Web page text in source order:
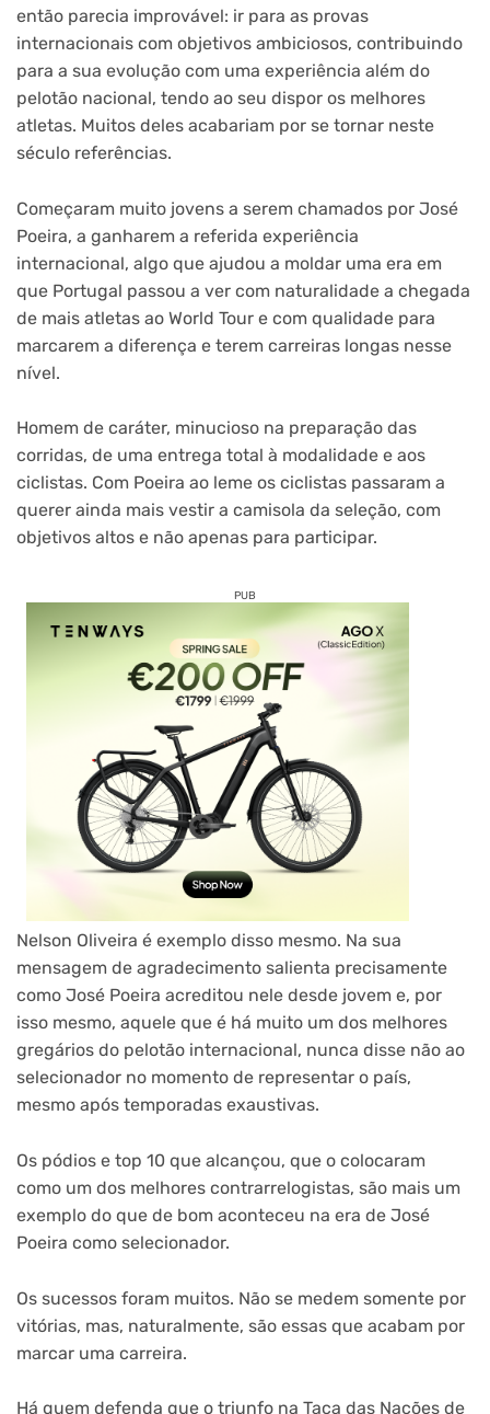
então parecia improvável: ir para as provas
internacionais com objetivos ambiciosos, contribuindo
para a sua evolução com uma experiência além do
pelotão nacional, tendo ao seu dispor os melhores
atletas. Muitos deles acabariam por se tornar neste
século referências.
Começaram muito jovens a serem chamados por José
Poeira, a ganharem a referida experiência
internacional, algo que ajudou a moldar uma era em
que Portugal passou a ver com naturalidade a chegada
de mais atletas ao World Tour e com qualidade para
marcarem a diferença e terem carreiras longas nesse
nível.
Homem de caráter, minucioso na preparação das
corridas, de uma entrega total à modalidade e aos
ciclistas. Com Poeira ao leme os ciclistas passaram a
querer ainda mais vestir a camisola da seleção, com
objetivos altos e não apenas para participar.
PUB
Nelson Oliveira é exemplo disso mesmo. Na sua
mensagem de agradecimento salienta precisamente
como José Poeira acreditou nele desde jovem e, por
isso mesmo, aquele que é há muito um dos melhores
gregários do pelotão internacional, nunca disse não ao
selecionador no momento de representar o país,
mesmo após temporadas exaustivas.
Os pódios e top 10 que alcançou, que o colocaram
como um dos melhores contrarrelogistas, são mais um
exemplo do que de bom aconteceu na era de José
Poeira como selecionador.
Os sucessos foram muitos. Não se medem somente por
vitórias, mas, naturalmente, são essas que acabam por
marcar uma carreira.
Há quem defenda que o triunfo na Taça das Nações de